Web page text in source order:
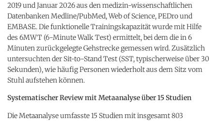
2019 und Januar 2026 aus den medizin-wissenschaftlichen
Datenbanken Medline/PubMed, Web of Science, PEDro und
EMBASE. Die funktionelle Trainingskapazität wurde mit Hilfe
des 6MWT (6-Minute Walk Test) ermittelt, bei dem die in 6
Minuten zurückgelegte Gehstrecke gemessen wird. Zusätzlich
untersuchten der Sit-to-Stand Test (SST, typischerweise über 30
Sekunden), wie häufig Personen wiederholt aus dem Sitz vom
Stuhl aufstehen können.
Systematischer Review mit Metaanalyse über 15 Studien
Die Metaanalyse umfasste 15 Studien mit insgesamt 803